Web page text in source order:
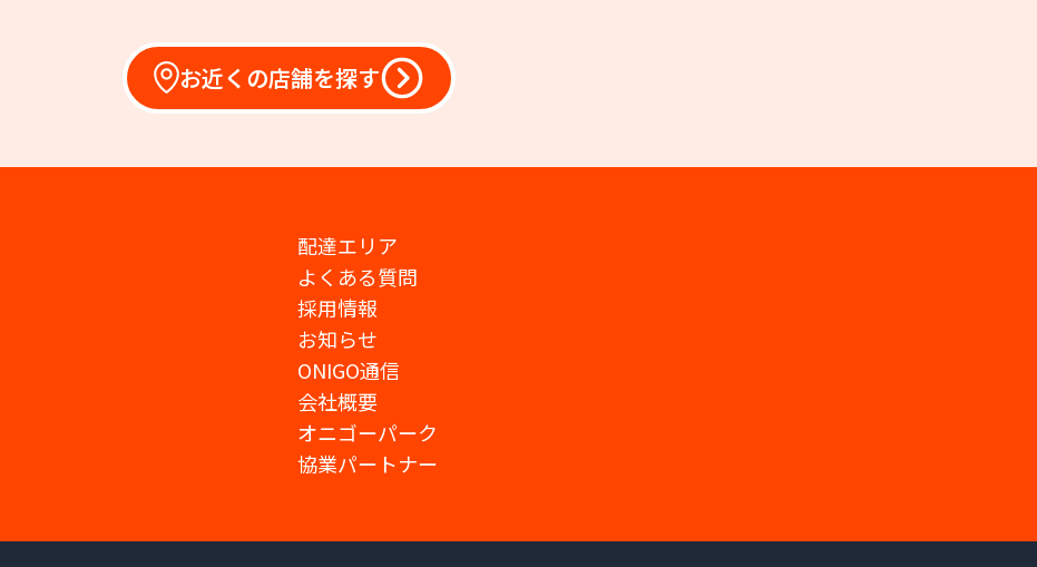
お近くの店舗を探す
配達エリア
よくある質問
採用情報
お知らせ
ONIGO通信
会社概要
オニゴーパーク
協業パートナー